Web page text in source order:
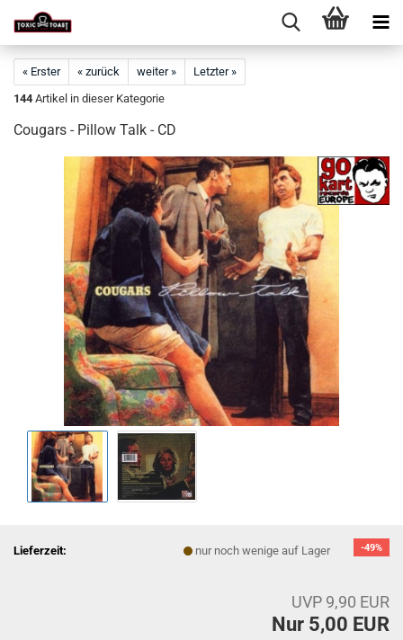
« Erster « zurück weiter »
Letzter »
144 Artikel in dieser Kategorie
Cougars - Pillow Talk - CD
-49%
Lieferzeit: nur noch wenige auf Lager
UVP 9,90 EUR
Nur 5,00 EUR